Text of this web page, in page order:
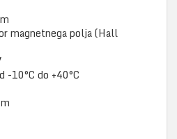
magnetnega polja (Hall
-10°C do +40°C